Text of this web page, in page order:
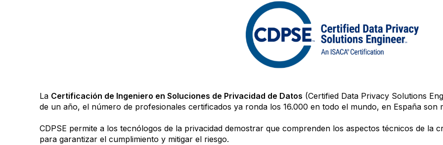
La Certificación de Ingeniero en Soluciones de Privacidad de Datos (Certified Data Privacy Solutions
de un año, el número de profesionales certificados ya ronda los 16.000 en todo el mundo, en España son
CDPSE permite a los tecnólogos de la privacidad demostrar que comprenden los aspectos técnicos de la
para garantizar el cumplimiento y mitigar el riesgo.